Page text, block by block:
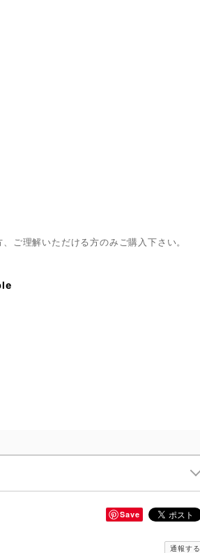
ご理解いただける方のみご購入下さい。
Save
通報する